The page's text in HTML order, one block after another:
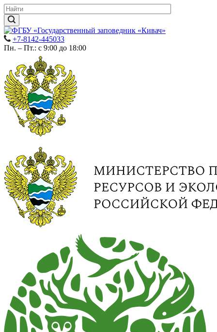
+7-8142-445033
Пн. – Пт.: с 9:00 до 18:00